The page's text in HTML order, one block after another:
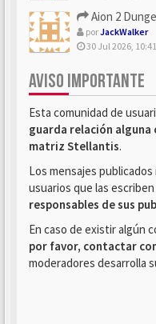
Aion 2
porJackWalker
30 Jul 2026, 10:41
AVISO IMPORTANTE
Esta comunidad de
guarda relación alguna
matriz Stellantis.
Los mensajes
usuarios que las
responsables de sus
En caso de existir algún
por favor, contactar
moderadores desarrolla